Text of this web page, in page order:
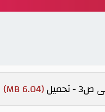
(6.04 MB)